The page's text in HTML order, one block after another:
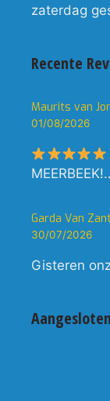
zaterdag
Recente
Maurits van
01/08/2026
Garda Van
30/07/2026
Gisteren